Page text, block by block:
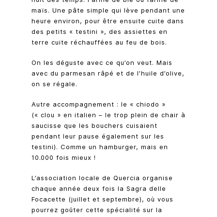
maïs. Une pâte simple qui lève pendant une
heure environ, pour être ensuite cuite dans
des petits « testini », des assiettes en
terre cuite réchauffées au feu de bois.
On les déguste avec ce qu’on veut. Mais
avec du parmesan râpé et de l’huile d’olive,
on se régale.
Autre accompagnement : le « chiodo »
(« clou » en italien – le trop plein de chair à
saucisse que les bouchers cuisaient
pendant leur pause également sur les
testini). Comme un hamburger, mais en
10.000 fois mieux !
L’association locale de Quercia organise
chaque année deux fois la Sagra delle
Focacette (juillet et septembre), où vous
pourrez goûter cette spécialité sur la